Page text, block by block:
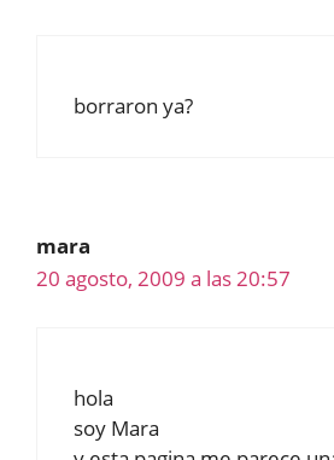
borraron ya?
mara
20 agosto, 2009 a las 20:57
hola
soy Mara